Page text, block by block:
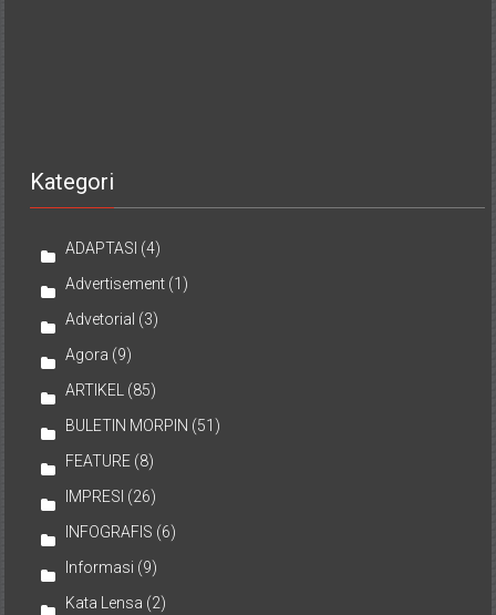
Kategori
ADAPTASI (4)
Advertisement (1)
Advetorial (3)
Agora (9)
ARTIKEL
(85)
BULETIN MORPIN (51)
FEATURE (8)
IMPRESI (26)
INFOGRAFIS (6)
Informasi (9)
Kata Lensa (2)